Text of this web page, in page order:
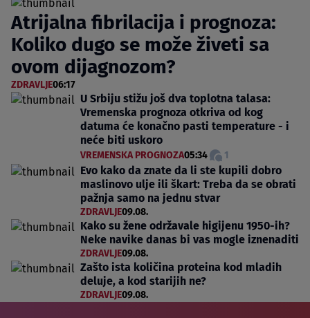
Atrijalna fibrilacija i prognoza:
Koliko dugo se može živeti sa
ovom dijagnozom?
ZDRAVLJE06:17
U Srbiju stižu još dva toplotna talasa:
Vremenska prognoza otkriva od kog
datuma će konačno pasti temperature - i
neće biti uskoro
VREMENSKA PROGNOZA05:34 1
Evo kako da znate da li ste kupili dobro
maslinovo ulje ili škart: Treba da se obrati
pažnja samo na jednu stvar
ZDRAVLJE09.08.
Kako su žene održavale higijenu 1950-ih?
Neke navike danas bi vas mogle iznenaditi
ZDRAVLJE09.08.
Zašto ista količina proteina kod mladih
deluje, a kod starijih ne?
ZDRAVLJE09.08.